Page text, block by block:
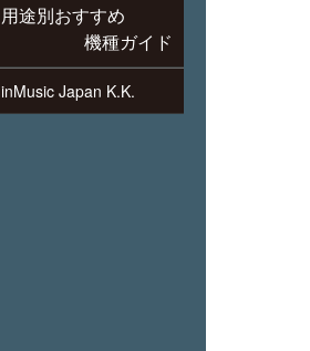
用途別おすすめ
機種ガイド
inMusic Japan K.K.